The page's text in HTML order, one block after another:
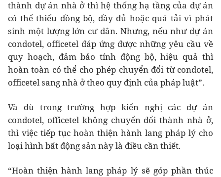
thành dự án nhà ở thì hệ thống hạ tầng của dự án
có thể thiếu đồng bộ, đầy đủ hoặc quá tải vì phát
sinh một lượng lớn cư dân. Nhưng, nếu như dự án
condotel, officetel đáp ứng được những yêu cầu về
quy hoạch, đảm bảo tính động bộ, hiệu quả thì
hoàn toàn có thể cho phép chuyển đổi từ condotel,
officetel sang nhà ở theo quy định của pháp luật”.
Và dù trong trường hợp kiến nghị các dự án
condotel, officetel không chuyển đổi thành nhà ở,
thì việc tiếp tục hoàn thiện hành lang pháp lý cho
loại hình bất động sản này là điều cần thiết.
“Hoàn thiện hành lang pháp lý sẽ góp phần thúc